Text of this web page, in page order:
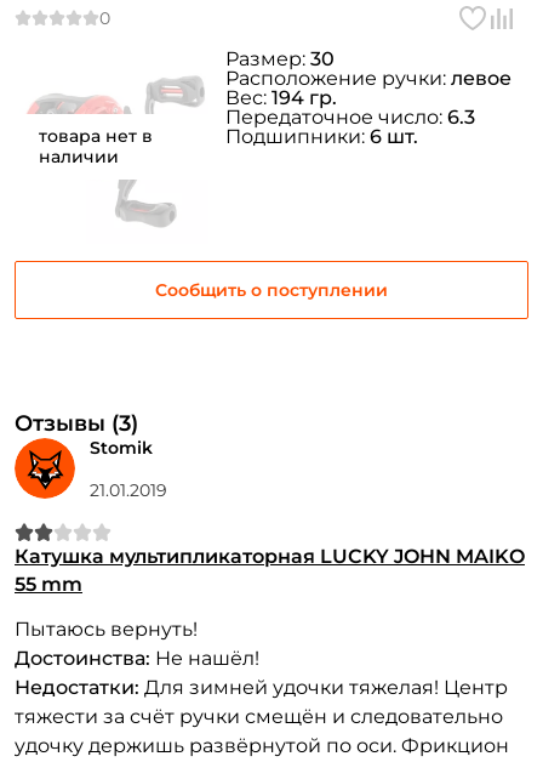
товара нет в
наличии
Сообщить о поступлении
Размер: 30
Расположение ручки: левое
Вес: 194 гр.
Передаточное число: 6.3
Подшипники: 6 шт.
Отзывы (3)
Stomik
21.01.2019
Катушка мультипликаторная LUCKY JOHN MAIKO
55 mm
Пытаюсь вернуть!
Достоинства: Не нашёл!
Недостатки: Для зимней удочки тяжелая! Центр
тяжести за счёт ручки смещён и следовательно
удочку держишь развёрнутой по оси. Фрикцион